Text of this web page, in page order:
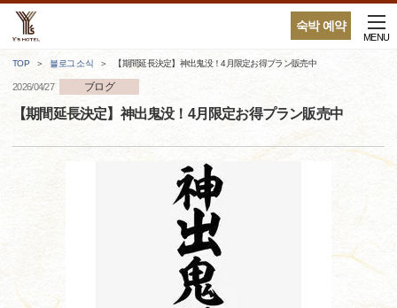
숙박 예약
MENU
TOP 블로그 소식 【期間延長決定】神出鬼没！4月限定お得プラン販売中
2026/04/27 ブログ
【期間延長決定】神出鬼没！4月限定お得プラン販売中